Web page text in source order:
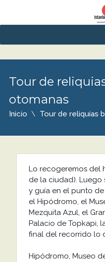
Tour de
otomanas
Inicio Tour de reliquias
Lo recogeremos del
de la ciudad). Luego
y guía en el punto
el Hipódromo, el
Mezquita Azul, el
Palacio de Topkapi,
final del recorrido lo
Hipódromo, Museo